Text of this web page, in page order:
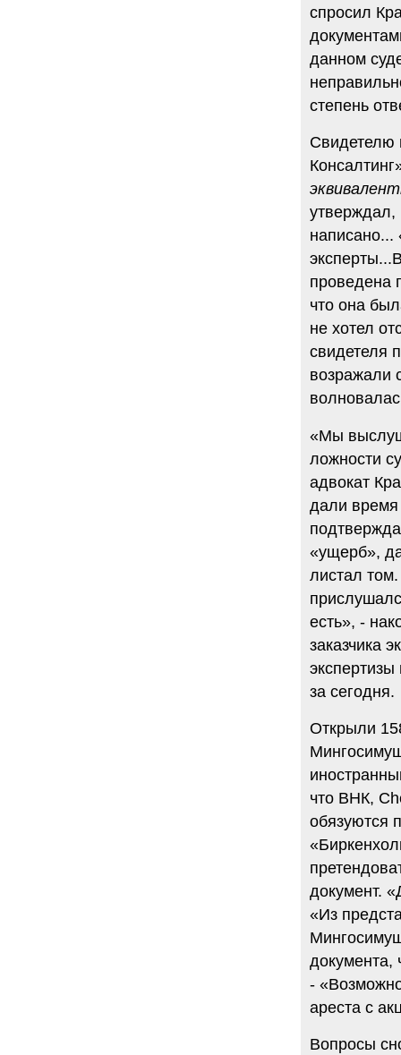
спросил
данном
степень
Свидетелю
утверждал,
проведена
что она
не хотел
свидетеля
возражали
«Мы
ложности
адвокат
дали время
«ущерб»,
листал
есть», -
заказчика
за сегодня.
Открыли
что ВНК,
обязуются
документ.
«Из
документа,
-
ареста с
Вопросы